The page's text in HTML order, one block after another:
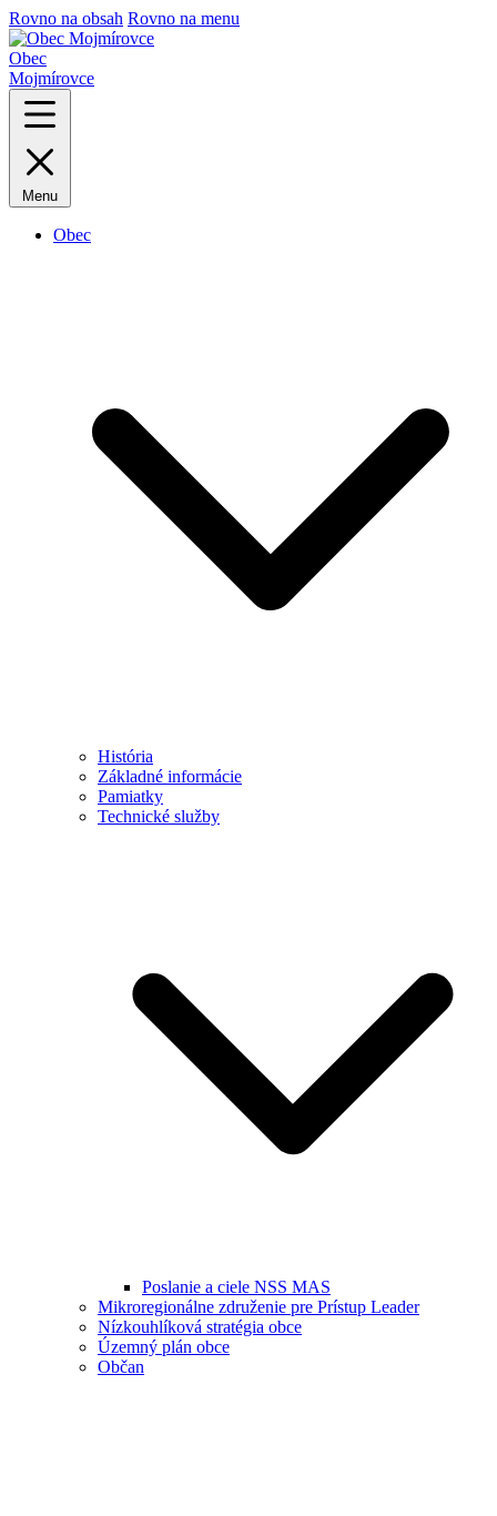
Rovno na obsah Rovno na menu
Obec
Mojmírovce
Menu
Obec
História
Základné informácie
Pamiatky
Technické služby
Poslanie a ciele NSS MAS
Mikroregionálne združenie pre Prístup Leader
Nízkouhlíková stratégia obce
Územný plán obce
Občan